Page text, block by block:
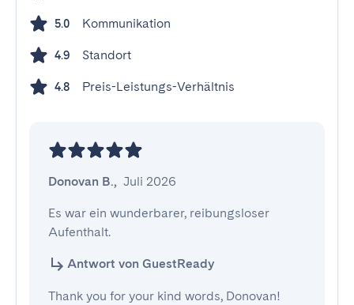
5.0 Kommunikation
4.9 Standort
4.8 Preis-Leistungs-Verhältnis
Donovan B., Juli 2026
Es war ein wunderbarer, reibungsloser
Aufenthalt.
Antwort von GuestReady
Thank you for your kind words, Donovan!